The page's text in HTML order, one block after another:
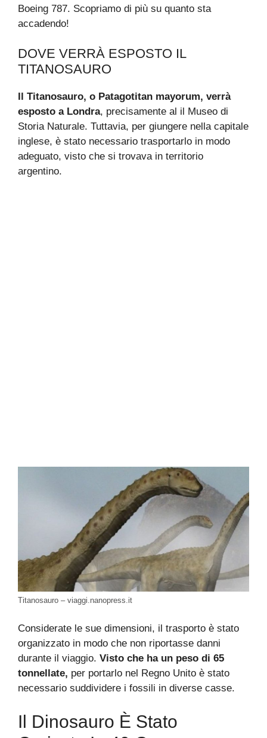
Boeing 787. Scopriamo di più su quanto sta
accadendo!
DOVE VERRÀ ESPOSTO IL
TITANOSAURO
Il Titanosauro, o Patagotitan mayorum, verrà
esposto a Londra, precisamente al il Museo di
Storia Naturale. Tuttavia, per giungere nella capitale
inglese, è stato necessario trasportarlo in modo
adeguato, visto che si trovava in territorio
argentino.
Titanosauro – viaggi.nanopress.it
Considerate le sue dimensioni, il trasporto è stato
organizzato in modo che non riportasse danni
durante il viaggio. Visto che ha un peso di 65
tonnellate, per portarlo nel Regno Unito è stato
necessario suddividere i fossili in diverse casse.
Il Dinosauro È Stato